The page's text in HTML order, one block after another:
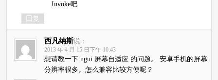
Invoke吧
回复
西凡纳斯说：
2013 年 4 月 15 日下午 10:43
想请教一下 ngui 屏幕自适应 的问题。 安卓手机的屏幕
分辨率很多。怎么兼容比较方便呢？